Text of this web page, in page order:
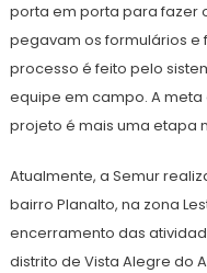
porta em porta para fazer
pegavam os formulários e
processo é feito pelo
equipe em campo. A
projeto é mais uma etapa
Atualmente, a Semur
bairro Planalto, na zona
encerramento das
distrito de Vista Alegre do